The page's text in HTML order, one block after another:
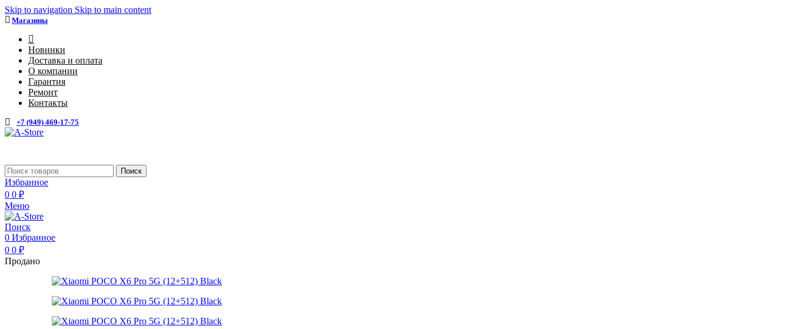
Skip to navigation Skip to main content
Магазины
Новинки
Доставка и оплата
О компании
Гарантия
Ремонт
Контакты
+7 (949) 469-17-75
Поиск
Избранное
0 0 ₽
Меню
Поиск
0 Избранное
0 0 ₽
Продано